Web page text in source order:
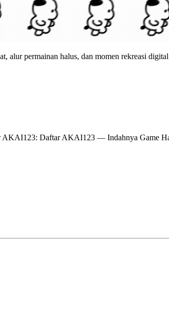
permainan halus, dan momen rekreasi
Daftar AKAI123 — Indahnya Game